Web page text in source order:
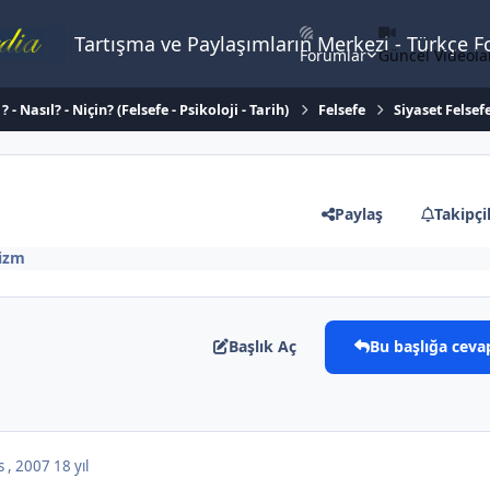
Tartışma ve Paylaşımların Merkezi -
Forumlar Güncel
- Nasıl? - Niçin? (Felsefe - Psikoloji - Tarih) Felsefe Siyaset
Paylaş
Başlık Aç Bu başlığa
, 2007 18 yıl